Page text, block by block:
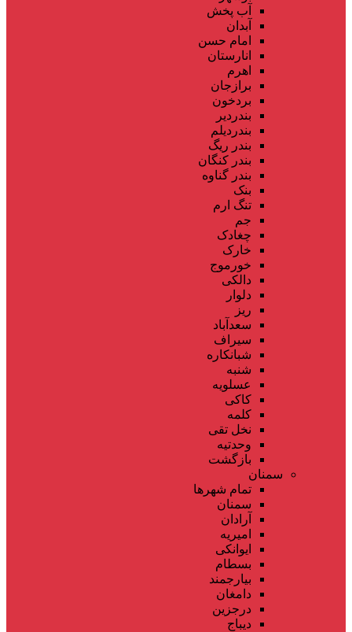
آب پخش
آبدان
امام حسن
انارستان
اهرم
برازجان
بردخون
بندردیر
بندردیلم
بندر ریگ
بندر کنگان
بندر گناوه
بنک
تنگ ارم
جم
چغادک
خارک
خورموج
دالکی
دلوار
ریز
سعدآباد
سیراف
شبانکاره
شنبه
عسلویه
کاکی
کلمه
نخل تقی
وحدتیه
بازگشت
سمنان
تمام شهر‌ها
سمنان
آرادان
امیریه
ایوانکی
بسطام
بیارجمند
دامغان
درجزین
دیباج